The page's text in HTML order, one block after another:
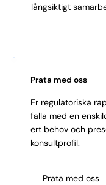
långsiktigt
Prata med oss
Er regulatoriska
falla med en
ert behov och
konsultprofil.
Prata med oss